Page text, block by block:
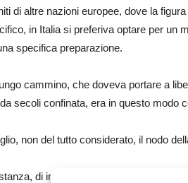
di altre nazioni europee, dove la
in Italia si preferiva optare per un
specifica preparazione.
cammino, che doveva portare a
secoli confinata, era in questo modo
non del tutto considerato, il nodo
di inserire la clinica odontoiatrica